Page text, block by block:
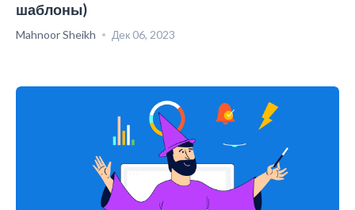
шаблоны)
Mahnoor Sheikh Дек 06, 2023